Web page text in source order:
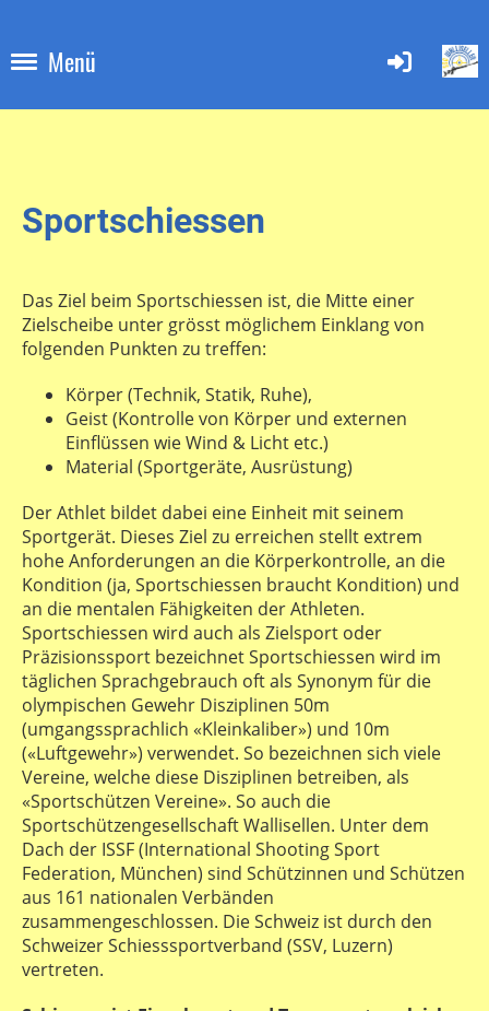
Menü
Sportschiessen
Das Ziel beim Sportschiessen ist, die Mitte einer
Zielscheibe unter grösst möglichem Einklang von
folgenden Punkten zu treffen:
Körper (Technik, Statik, Ruhe),
Geist (Kontrolle von Körper und externen
Einflüssen wie Wind & Licht etc.)
Material (Sportgeräte, Ausrüstung)
Der Athlet bildet dabei eine Einheit mit seinem
Sportgerät. Dieses Ziel zu erreichen stellt extrem
hohe Anforderungen an die Körperkontrolle, an die
Kondition (ja, Sportschiessen braucht Kondition) und
an die mentalen Fähigkeiten der Athleten.
Sportschiessen wird auch als Zielsport oder
Präzisionssport bezeichnet Sportschiessen wird im
täglichen Sprachgebrauch oft als Synonym für die
olympischen Gewehr Disziplinen 50m
(umgangssprachlich «Kleinkaliber») und 10m
(«Luftgewehr») verwendet. So bezeichnen sich viele
Vereine, welche diese Disziplinen betreiben, als
«Sportschützen Vereine». So auch die
Sportschützengesellschaft Wallisellen. Unter dem
Dach der ISSF (International Shooting Sport
Federation, München) sind Schützinnen und Schützen
aus 161 nationalen Verbänden
zusammengeschlossen. Die Schweiz ist durch den
Schweizer Schiesssportverband (SSV, Luzern)
vertreten.